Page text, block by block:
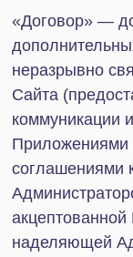
1. Общие положения
1.1.
«Соглашение»)
использования и
числе мобильной
не противоречащей